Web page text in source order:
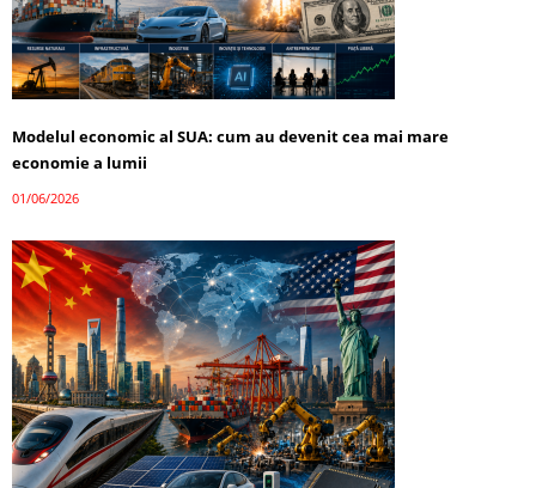
Modelul economic al SUA: cum au devenit cea mai mare
economie a lumii
01/06/2026